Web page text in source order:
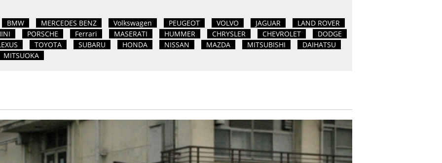
BMW MERCEDES BENZ Volkswagen PEUGEOT VOLVO JAGUAR
LAND ROVER
PORSCHE Ferrari MASERATI HUMMER CHRYSLER CHEVROLET
DODGE
TOYOTA SUBARU HONDA NISSAN MAZDA MITSUBISHI
DAIHATSU
MITSUOKA